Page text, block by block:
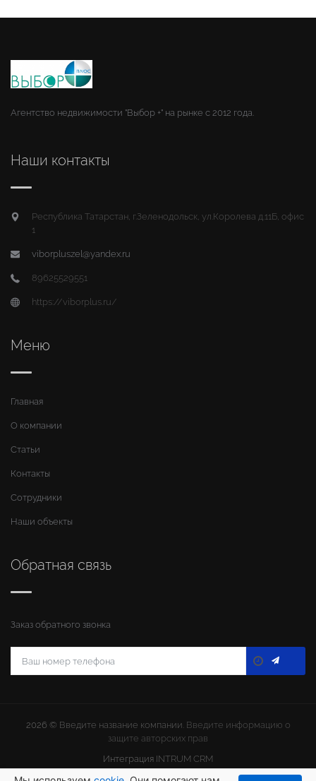
Агентство недвижимости "Выбор +" на рынке с 2012 года.
Наши контакты
Республика Татарстан, г.Зеленодольск, ул.Королева д.11Б, офис
1
viborpluszel@yandex.ru
89625529551
https://viborplus.ru/
Меню
Главная
О компании
Статьи
Контакты
Сотрудники
Наши объекты
Обратная связь
Заказ обратного звонка
2026 © Введите название компании. Введите информацию о
защите авторских прав
Интеграция INTRUM CRM